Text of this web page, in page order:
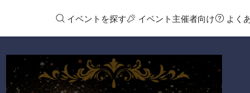
イベントを探す イベント主催者向け よく